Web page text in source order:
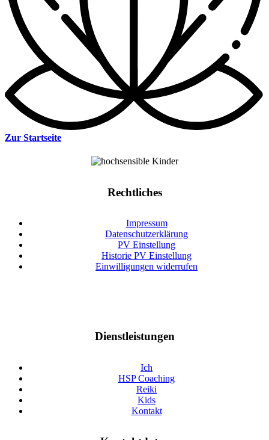
Zur Startseite
Rechtliches
Impressum
Datenschutzerklärung
PV Einstellung
Historie PV Einstellung
Einwilligungen widerrufen
Dienstleistungen
Ich
HSP Coaching
Reiki
Kids
Kontakt